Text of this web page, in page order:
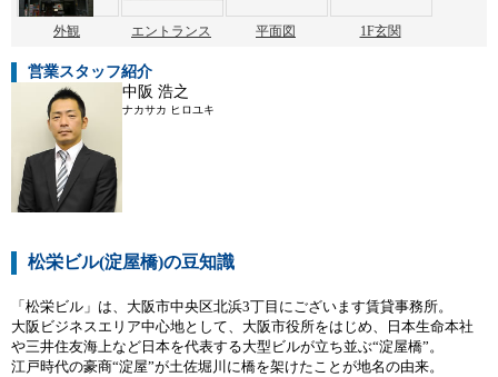
外観 エントランス 平面図 1F玄関
営業スタッフ紹介
中阪 浩之
ナカサカ ヒロユキ
松栄ビル(淀屋橋)の豆知識
「松栄ビル」は、大阪市中央区北浜3丁目にございます賃貸事務所。
大阪ビジネスエリア中心地として、大阪市役所をはじめ、日本生命本社
や三井住友海上など日本を代表する大型ビルが立ち並ぶ“淀屋橋”。
江戸時代の豪商“淀屋”が土佐堀川に橋を架けたことが地名の由来。